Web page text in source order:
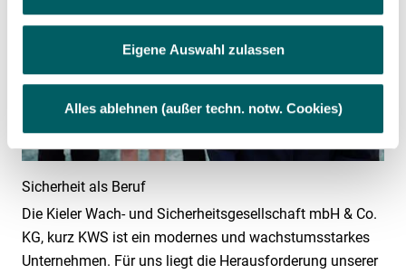
Einwilligung
"-Symbol links unten auf der Seite (weiß
auf grünem Hintergrund) klicken.
Folgende Kategorien von Cookies werden durch uns
eingesetzt:
Eigene Auswahl zulassen
Alles ablehnen (außer techn. notw. Cookies)
Sicherheit als Beruf
Die Kieler Wach- und Sicherheitsgesellschaft mbH & Co.
KG, kurz KWS ist ein modernes und wachstumsstarkes
Unternehmen. Für uns liegt die Herausforderung unserer